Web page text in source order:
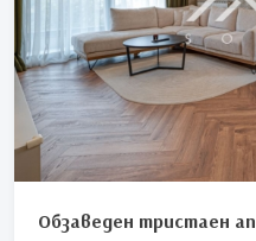
Обзаведен тристаен